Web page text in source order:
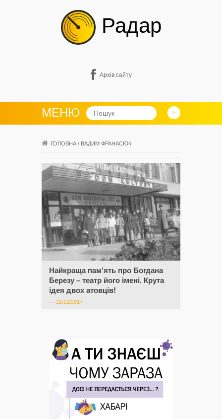
Радар
Архів сайту
МЕНЮ
ГОЛОВНА / ВАДИМ ФРАНАСЮК
Найкраща пам’ять про Богдана
Березу – театр його імені. Крута
ідея двох атовців!
— 21/12/2017